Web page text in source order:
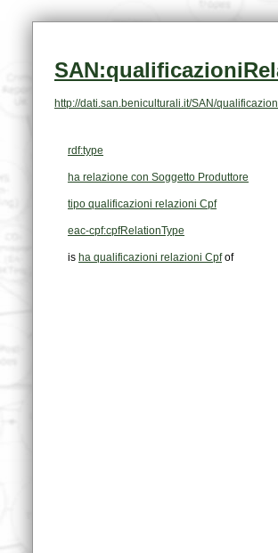
http://dati.san.beniculturali.it/SAN/
rdf:type
ha relazione con Soggetto Produttore
tipo qualificazioni relazioni Cpf
eac-cpf:cpfRelationType
is ha qualificazioni relazioni Cpfof